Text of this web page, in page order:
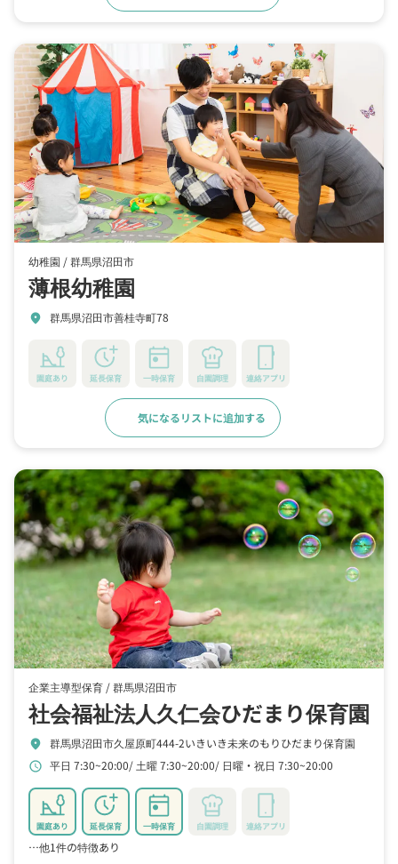
幼稚園 /群馬県沼田市
薄根幼稚園
location_on 群馬県沼田市善桂寺町78
園庭あり 延長保育 一時保育 自園調理 連絡アプリ
気になるリストに追加する
企業主導型保育 /群馬県沼田市
社会福祉法人久仁会ひだまり保育園
location_on 群馬県沼田市久屋原町444-2いきいき未来のもりひだまり保育園
schedule 平日 7:30~20:00 土曜 7:30~20:00 日曜・祝日 7:30~20:00
園庭あり 延長保育 一時保育 自園調理 連絡アプリ
…他1件の特徴あり